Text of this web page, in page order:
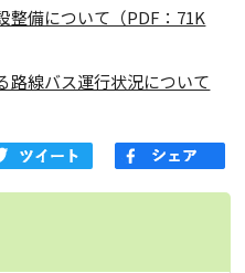
備について（PDF：71K
線バス運行状況について